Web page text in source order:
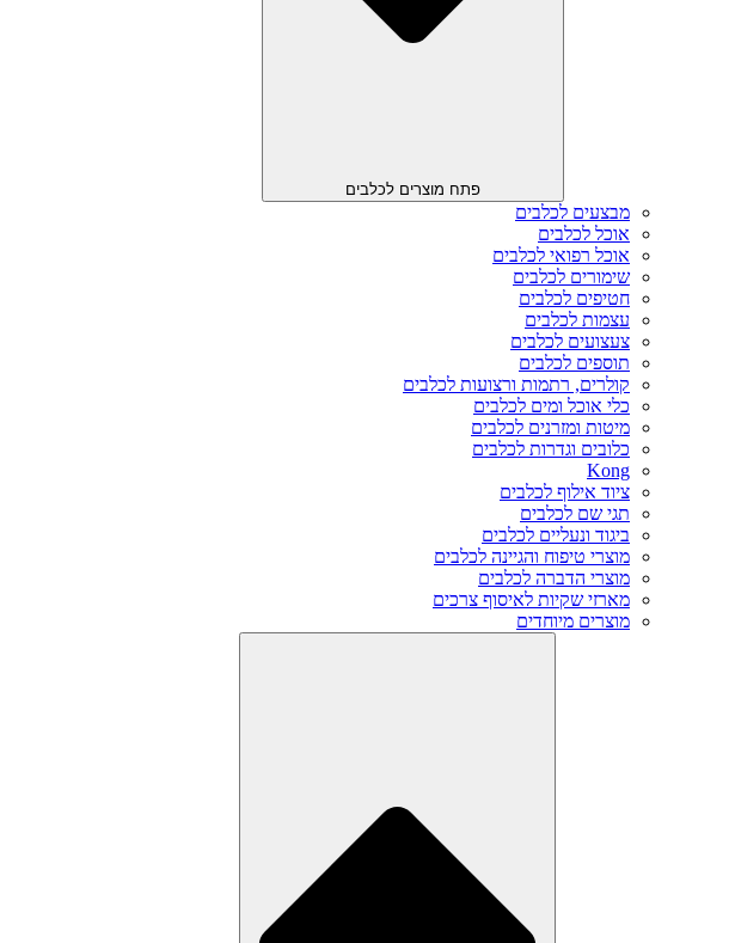
פתח מוצרים לכלבים
מבצעים לכלבים
אוכל לכלבים
אוכל רפואי לכלבים
שימורים לכלבים
חטיפים לכלבים
עצמות לכלבים
צעצועים לכלבים
תוספים לכלבים
קולרים, רתמות ורצועות לכלבים
כלי אוכל ומים לכלבים
מיטות ומזרנים לכלבים
כלובים וגדרות לכלבים
Kong
ציוד אילוף לכלבים
תגי שם לכלבים
ביגוד ונעליים לכלבים
מוצרי טיפוח והגיינה לכלבים
מוצרי הדברה לכלבים
מארזי שקיות לאיסוף צרכים
מוצרים מיוחדים